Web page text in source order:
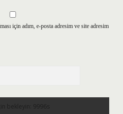
için adım, e-posta adresim ve site adresim